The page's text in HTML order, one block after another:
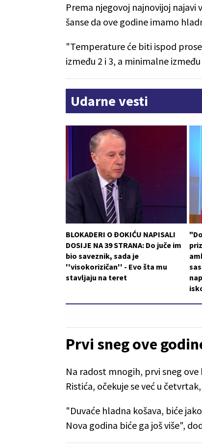
Prema njegovoj najnovijoj najavi
šanse da ove godine imamo
"Temperature će biti ispod
između 2 i 3, a minimalne
Udarne vesti
BLOKADERI O ĐOKIĆU NAPISALI
DOSIJE NA 39 STRANA: Do juče im
bio saveznik, sada je
''visokorizičan'' - Evo šta mu
stavljaju na teret
Prvi sneg ove
Na radost mnogih, prvi sneg
Ristića, očekuje se već u
"Duvaće hladna košava, biće
Nova godina biće ga još više",